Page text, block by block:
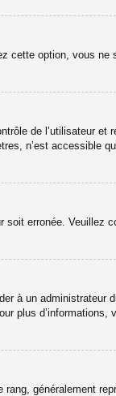
cette option, vous
de l’utilisateur et
n’est accessible
soit erronée. Veuillez
à un administrateur
plus d’informations,
généralement